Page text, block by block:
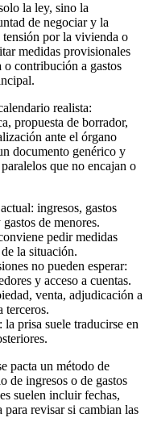
la ley, sino la
de negociar y la
tensión por la vivienda o
medidas provisionales
o contribución a gastos
realista:
propuesta de borrador,
ante el órgano
documento genérico y
que no encajan o
ingresos, gastos
de menores.
pedir medidas
la situación.
no pueden esperar:
y acceso a cuentas.
venta, adjudicación a
terceros.
prisa suele traducirse en
pacta un método de
de ingresos o de gastos
suelen incluir fechas,
revisar si cambian las